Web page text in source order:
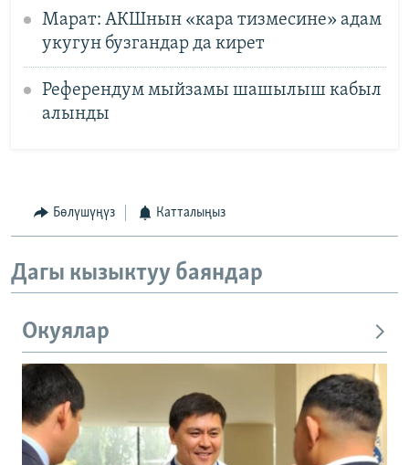
Марат: АКШнын «кара тизмесине» адам
укугун бузгандар да кирет
Референдум мыйзамы шашылыш кабыл
алынды
Бөлүшүңүз Катталыңыз
Дагы кызыктуу баяндар
Окуялар